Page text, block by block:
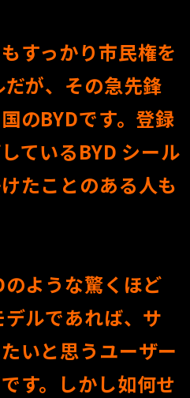
すっかり市民権を
が、その急先鋒
のBYDです。登録
ているBYD シール
たことのある人も
ような驚くほど
ルであれば、サ
いと思うユーザー
す。しかし如何せ